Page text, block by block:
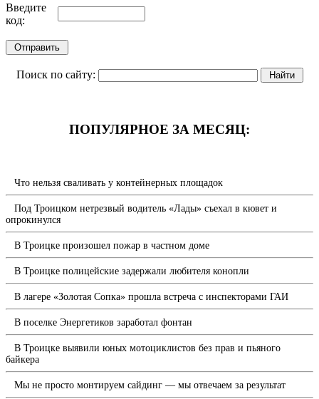
Введите
код:
Поиск по сайту:
ПОПУЛЯРНОЕ ЗА МЕСЯЦ:
Что нельзя сваливать у контейнерных площадок
Под Троицком нетрезвый водитель «Лады» съехал в кювет и
опрокинулся
В Троицке произошел пожар в частном доме
В Троицке полицейские задержали любителя конопли
В лагере «Золотая Сопка» прошла встреча с инспекторами ГАИ
В поселке Энергетиков заработал фонтан
В Троицке выявили юных мотоциклистов без прав и пьяного
байкера
Мы не просто монтируем сайдинг — мы отвечаем за результат